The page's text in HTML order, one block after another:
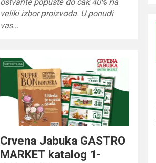
ostvarite popuste do čak 40% na
veliki izbor proizvoda. U ponudi
vas…
Crvena Jabuka GASTRO
MARKET katalog 1-